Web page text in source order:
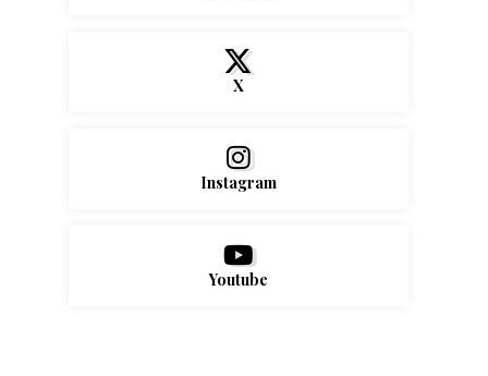
X
Instagram
Youtube